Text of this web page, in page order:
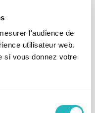
l'audience de
utilisateur web.
si vous donnez votre
o